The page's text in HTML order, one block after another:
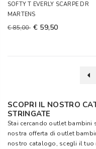
SOFTY T EVERLY SCARPE DR
MARTENS
€ 85,00 € 59,50
SCOPRI IL NOSTRO
STRINGATE
Stai cercando outlet bambini
nostra offerta di outlet
nostro catalogo, scegli il tuo